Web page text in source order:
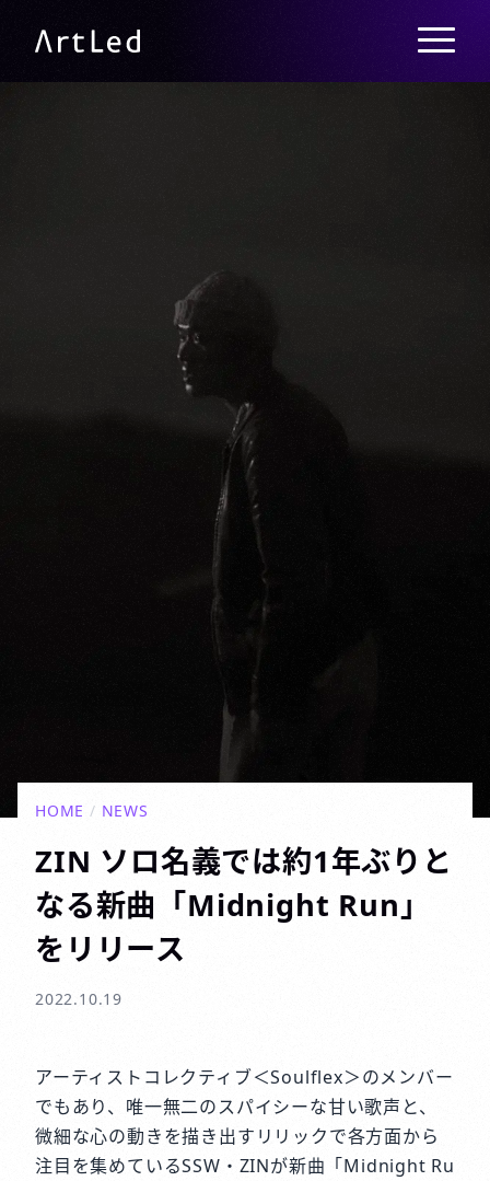
ArtLed
メニュー
HOME / NEWS
ZIN ソロ名義では約1年ぶりと
なる新曲「Midnight Run」
をリリース
2022.10.19
アーティストコレクティブ＜Soulflex＞のメンバー
でもあり、唯一無二のスパイシーな甘い歌声と、
微細な心の動きを描き出すリリックで各方面から
注目を集めているSSW・ZINが新曲「Midnight Ru